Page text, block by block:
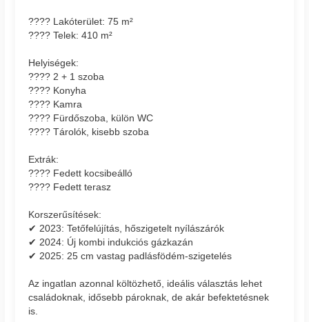
???? Lakóterület: 75 m²
???? Telek: 410 m²
Helyiségek:
???? 2 + 1 szoba
???? Konyha
???? Kamra
???? Fürdőszoba, külön WC
???? Tárolók, kisebb szoba
Extrák:
???? Fedett kocsibeálló
???? Fedett terasz
Korszerűsítések:
✔ 2023: Tetőfelújítás, hőszigetelt nyílászárók
✔ 2024: Új kombi indukciós gázkazán
✔ 2025: 25 cm vastag padlásfödém-szigetelés
Az ingatlan azonnal költözhető, ideális választás lehet
családoknak, idősebb pároknak, de akár befektetésnek
is.